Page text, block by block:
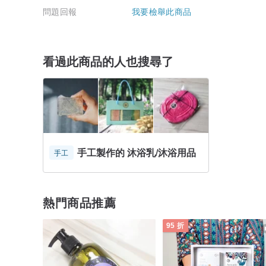
問題回報 我要檢舉此商品
看過此商品的人也搜尋了
手工 手工製作的 沐浴乳/沐浴用品
熱門商品推薦
95 折